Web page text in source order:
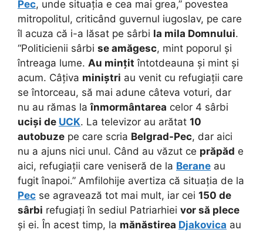
Pec, unde situația e cea mai grea,” povestea
mitropolitul, criticând guvernul iugoslav, pe care
îl acuza că i-a lăsat pe sârbi la mila Domnului.
“Politicienii sârbi se amăgesc, mint poporul și
întreaga lume. Au mințit întotdeauna și mint și
acum. Câțiva miniștri au venit cu refugiații care
se întorceau, să mai adune câteva voturi, dar
nu au rămas laînmormântarea celor 4 sârbi
uciși de UCK. La televizor au arătat 10
autobuze pe care scria Belgrad-Pec, dar aici
nu a ajuns nici unul. Când au văzut ce prăpăd e
aici, refugiații care veniseră de la Berane au
fugit înapoi.” Amfilohije avertiza că situația de la
Pec se agravează tot mai mult, iar cei 150 de
sârbi refugiați în sediul Patriarhiei vor să plece
și ei. În acest timp, la mănăstirea Djakovica au